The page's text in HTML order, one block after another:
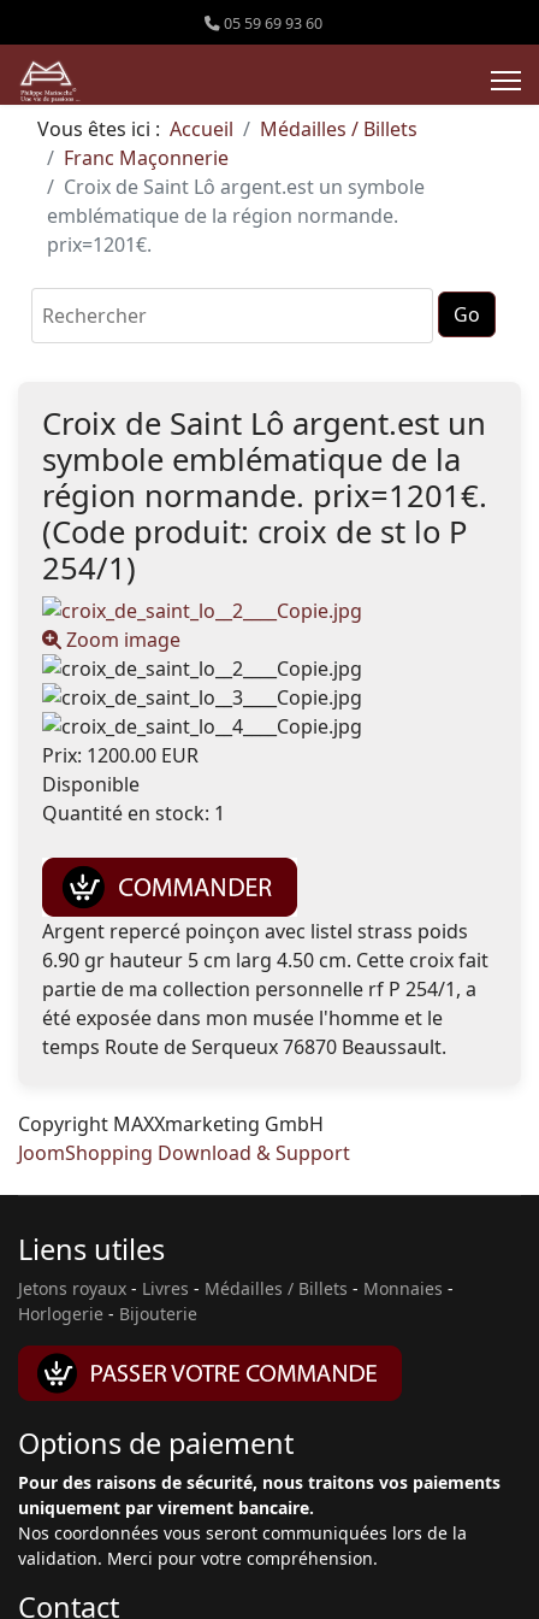
05 59 69 93 60
Vous êtes ici : Accueil
Médailles / Billets
Franc Maçonnerie
Croix de Saint Lô argent.est un symbole
emblématique de la région normande.
prix=1201€.
Croix de Saint Lô argent.est un
symbole emblématique de la
région normande. prix=1201€.
(Code produit: croix de st lo P
254/1 )
Zoom image
Prix: 1200.00 EUR
Disponible
Quantité en stock: 1
Argent repercé poinçon avec listel strass poids
6.90 gr hauteur 5 cm larg 4.50 cm. Cette croix fait
partie de ma collection personnelle rf P 254/1, a
été exposée dans mon musée l'homme et le
temps Route de Serqueux 76870 Beaussault.
Copyright MAXXmarketing GmbH
JoomShopping Download & Support
Liens utiles
Jetons royaux - Livres - Médailles / Billets - Monnaies -
Horlogerie - Bijouterie
Options de paiement
Pour des raisons de sécurité, nous traitons vos paiements
uniquement par virement bancaire.
Nos coordonnées vous seront communiquées lors de la
validation. Merci pour votre compréhension.
Contact